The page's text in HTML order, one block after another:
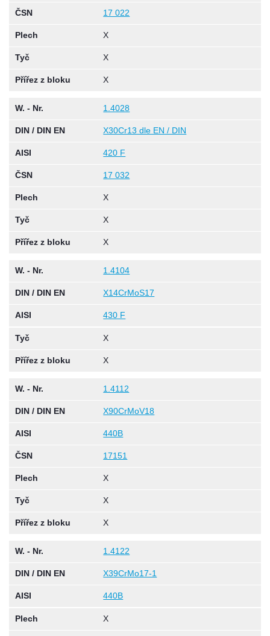
ČSN 17 022
Plech X
Tyč X
Přířez z bloku X
W. - Nr. 1.4028
DIN / DIN EN X30Cr13 dle EN / DIN
AISI 420 F
ČSN 17 032
Plech X
Tyč X
Přířez z bloku X
W. - Nr. 1.4104
DIN / DIN EN X14CrMoS17
AISI 430 F
Tyč X
Přířez z bloku X
W. - Nr. 1.4112
DIN / DIN EN X90CrMoV18
AISI 440B
ČSN 17151
Plech X
Tyč X
Přířez z bloku X
W. - Nr. 1.4122
DIN / DIN EN X39CrMo17-1
AISI 440B
Plech X